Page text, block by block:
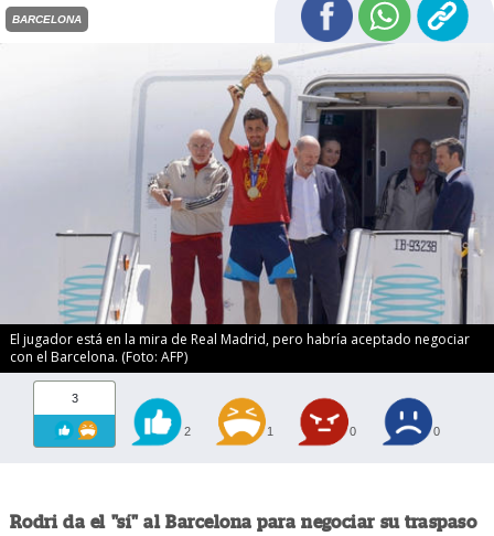
BARCELONA
El jugador está en la mira de Real Madrid, pero habría aceptado negociar
con el Barcelona. (Foto: AFP)
3
2 1 0 0
Rodri da el "sí" al Barcelona para negociar su traspaso